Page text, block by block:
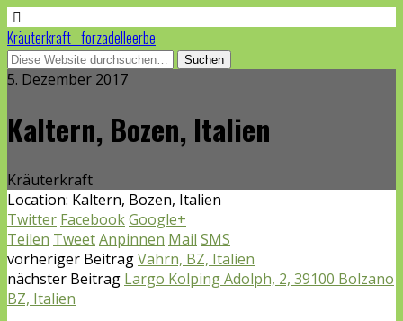
Kräuterkraft - forzadelleerbe
5. Dezember 2017
Kaltern, Bozen, Italien
Kräuterkraft
Location: Kaltern, Bozen, Italien
Twitter FacebookGoogle+
Teilen TweetAnpinnen Mail SMS
vorheriger BeitragVahrn, BZ, Italien
nächster Beitrag Largo Kolping Adolph, 2, 39100 Bolzano
BZ, Italien